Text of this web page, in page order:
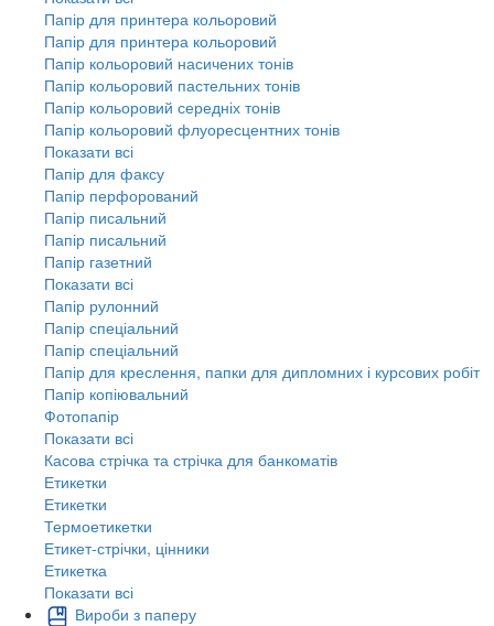
Папір для принтера кольоровий
Папір для принтера кольоровий
Папір кольоровий насичених тонів
Папір кольоровий пастельних тонів
Папір кольоровий середніх тонів
Папір кольоровий флуоресцентних тонів
Показати всі
Папір для факсу
Папір перфорований
Папір писальний
Папір писальний
Папір газетний
Показати всі
Папір рулонний
Папір спеціальний
Папір спеціальний
Папір для креслення, папки для дипломних і курсових робіт
Папір копіювальний
Фотопапір
Показати всі
Касова стрічка та стрічка для банкоматів
Етикетки
Етикетки
Термоетикетки
Етикет-стрічки, цінники
Етикетка
Показати всі
Вироби з паперу